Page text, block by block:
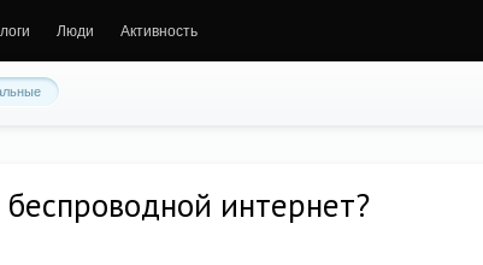
Люди Активность
интернет?